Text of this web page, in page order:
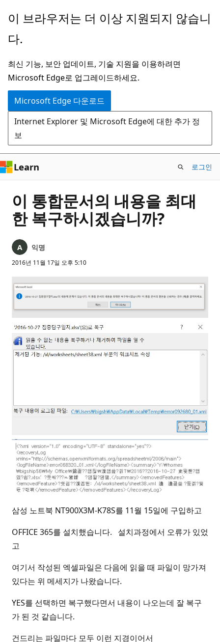
주
콘
츠
로
건
너
뛰
기
이 브라우저는 더 이상 지원되지 않습니
다.
최신 기능, 보안 업데이트, 기술 지원을 이용하려면
Microsoft Edge로 업그레이드하세요.
Microsoft Edge 다운로드
Internet Explorer 및 Microsoft Edge에 대한 추가 정
보
Learn 로그인
이 통합문서의 내용을 최대
한 복구하시겠습니까?
익명
2016년 11월 17일 오후 5:10
삼성 노트북 NT900X3M-K78S를 11월 15일에 구입하고
OFFICE 365를 설치했습니다. 설치과정에서 오류가 있었
고
여기서 작성된 엑셀파일은 다음에 읽을 때 파일이 망가져
있다는 위 메세지가 나왔습니다.
YES를 선택하면 복구했다면서 내용이 나오는데 잘 복구
가 된 것 같습니다.
건드리는 파일마다 모두 이런 지경이어서